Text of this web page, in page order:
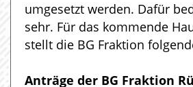
umgesetzt werden. Dafür
sehr. Für das kommende
stellt die BG Fraktion
Anträge der BG Fraktion